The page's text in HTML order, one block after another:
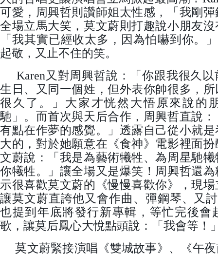
可愛，周興哲則讚師姐太性感，「我剛
全場立馬大笑，莫文蔚則打趣說小朋友
「我其實已經收太多，因為怕嚇到你。
起敬，又止不住的笑。
Karen又對周興哲說：「你跟我很久以
生日、又同一個姓，但外表你帥很多，
很久了。」大家才恍然大悟原來說的
馳」。而首次與天后合作，周興哲直說
有點在作夢的感覺。」透露自己從小就
大的，對於她願意在《食神》電影裡面
文蔚說：「我是為藝術犧牲、為周星馳
你犧牲。」讓全場又是爆笑！周興哲還
示很喜歡莫文蔚的《慢慢喜歡你》，現
讓莫文蔚直誇他又會作曲、彈鋼琴、又
也提到年底將發行新專輯，等忙完後會
歌，讓莫后鳳心大悅點頭說：「我會等！
莫文蔚緊接演唱《雙城故事》、《午夜